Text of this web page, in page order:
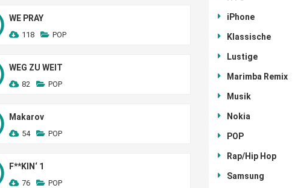
WE PRAY
118 POP
WEG ZU WEIT
82 POP
Makarov
54 POP
F**KIN‘ 1
76 POP
iPhone
Klassische
Lustige
Marimba Remix
Musik
Nokia
POP
Rap/Hip Hop
Samsung